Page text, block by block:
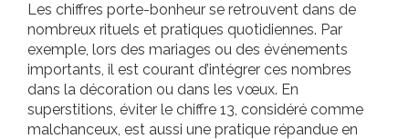
Les chiffres porte-bonheur se retrouvent dans de
nombreux rituels et pratiques quotidiennes. Par
exemple, lors des mariages ou des événements
importants, il est courant d’intégrer ces nombres
dans la décoration ou dans les vœux. En
superstitions, éviter le chiffre 13, considéré comme
malchanceux, est aussi une pratique répandue en